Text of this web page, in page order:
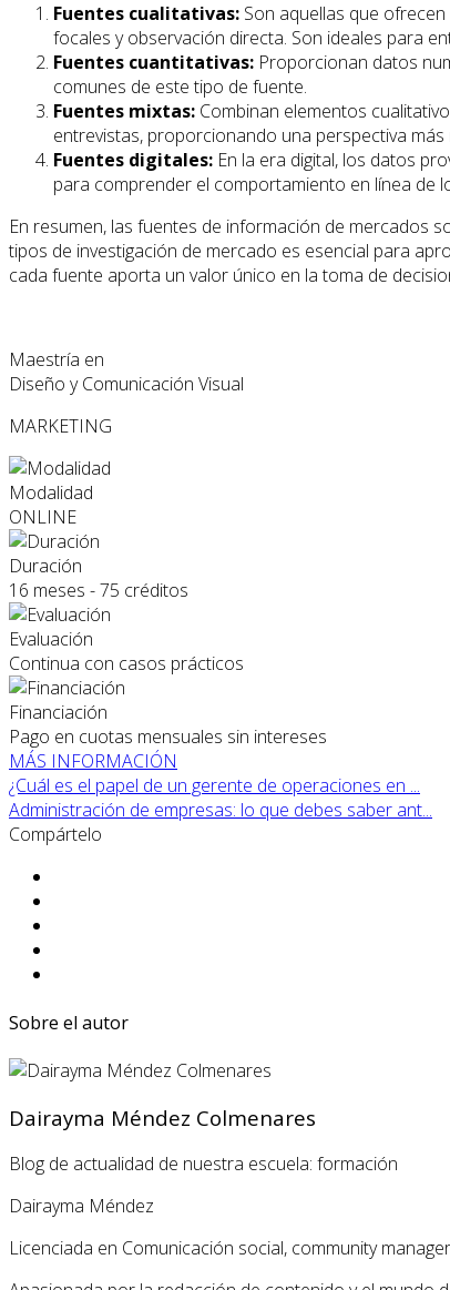
Fuentes cualitativas: Son aquellas que
focales y observación directa. Son ideales para
Fuentes cuantitativas: Proporcionan datos
comunes de este tipo de fuente.
Fuentes mixtas: Combinan elementos
entrevistas, proporcionando una perspectiva más
Fuentes digitales: En la era digital, los datos
para comprender el comportamiento en línea de
En resumen, las fuentes de información de mercados
tipos de investigación de mercado es esencial para
cada fuente aporta un valor único en la toma de
Maestría en
Diseño y Comunicación Visual
MARKETING
Modalidad
ONLINE
Duración
16 meses - 75 créditos
Evaluación
Continua con casos prácticos
Financiación
Pago en cuotas mensuales sin intereses
MÁS INFORMACIÓN
¿Cuál es el papel de un gerente de operaciones en ...
Administración de empresas: lo que debes saber ant...
Compártelo
Sobre el autor
Dairayma Méndez Colmenares
Blog de actualidad de nuestra escuela: formación
Dairayma Méndez
Licenciada en Comunicación social, community